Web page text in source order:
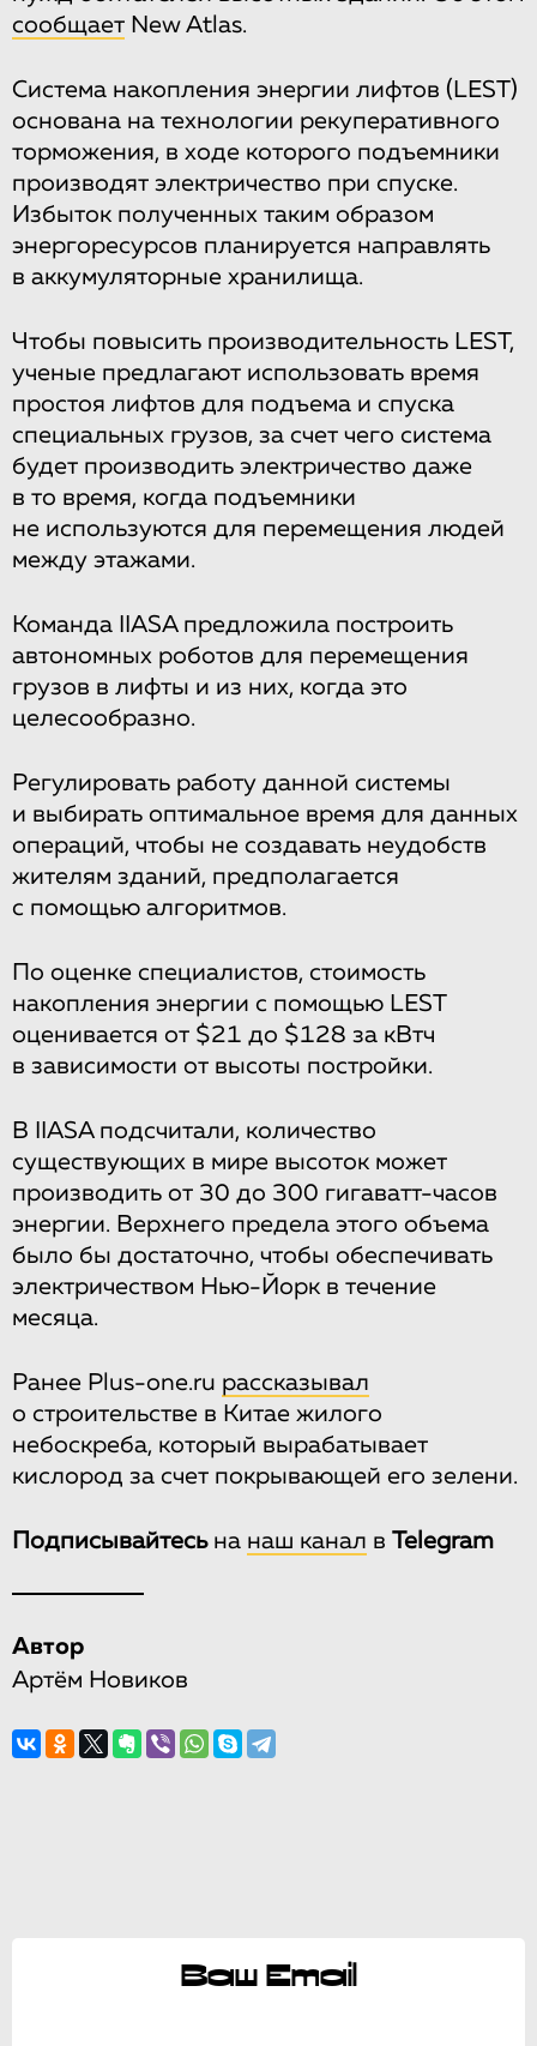
сообщает New Atlas.
Система накопления энергии лифтов (LEST)
основана на технологии рекуперативного
торможения, в ходе которого подъемники
производят электричество при спуске.
Избыток полученных таким образом
энергоресурсов планируется направлять
в аккумуляторные хранилища.
Чтобы повысить производительность LEST,
ученые предлагают использовать время
простоя лифтов для подъема и спуска
специальных грузов, за счет чего система
будет производить электричество даже
в то время, когда подъемники
не используются для перемещения людей
между этажами.
Команда IIASA предложила построить
автономных роботов для перемещения
грузов в лифты и из них, когда это
целесообразно.
Регулировать работу данной системы
и выбирать оптимальное время для данных
операций, чтобы не создавать неудобств
жителям зданий, предполагается
с помощью алгоритмов.
По оценке специалистов, стоимость
накопления энергии с помощью LEST
оценивается от $21 до $128 за кВтч
в зависимости от высоты постройки.
В IIASA подсчитали, количество
существующих в мире высоток может
производить от 30 до 300 гигаватт-часов
энергии. Верхнего предела этого объема
было бы достаточно, чтобы обеспечивать
электричеством Нью-Йорк в течение
месяца.
Ранее Plus-one.ru рассказывал
о строительстве в Китае жилого
небоскреба, который вырабатывает
кислород за счет покрывающей его зелени.
Подписывайтесьна наш канал в Telegram
Автор
Артём Новиков
Ваш Email